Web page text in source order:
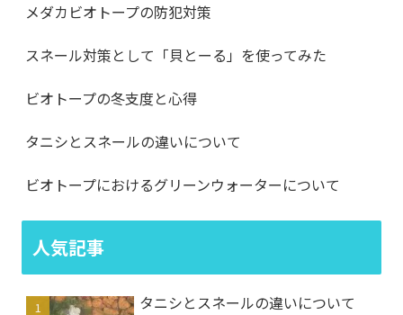
メダカビオトープの防犯対策
スネール対策として「貝とーる」を使ってみた
ビオトープの冬支度と心得
タニシとスネールの違いについて
ビオトープにおけるグリーンウォーターについて
人気記事
タニシとスネールの違いについて